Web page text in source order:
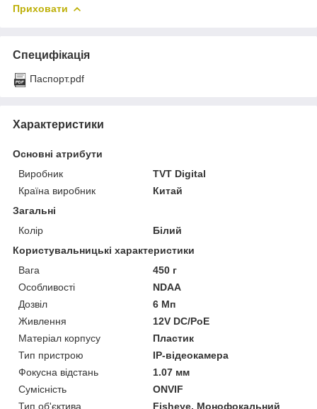
Приховати
Специфікація
Паспорт.pdf
Характеристики
Основні атрибути
Виробник
TVT Digital
Країна виробник
Китай
Загальні
Колір
Білий
Користувальницькі характеристики
Вага
450 г
Особливості
NDAA
Дозвіл
6 Мп
Живлення
12V DC/PoE
Матеріал корпусу
Пластик
Тип пристрою
IP-відеокамера
Фокусна відстань
1.07 мм
Сумісність
ONVIF
Тип об'єктива
Fisheye, Монофокальний